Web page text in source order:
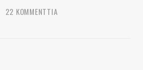
22 KOMMENTTIA